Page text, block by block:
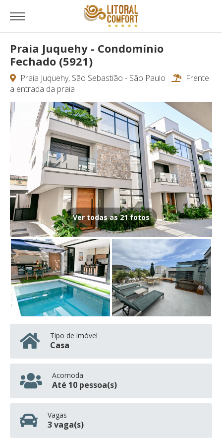
Praia Juquehy - Condomínio
Fechado (5921)
Praia Juquehy, São Sebastião - São Paulo
Frente
a entrada da praia
Ver todas as 21 fotos
Tipo de imóvel
Casa
Acomoda
Até 10 pessoa(s)
Vagas
3 vaga(s)